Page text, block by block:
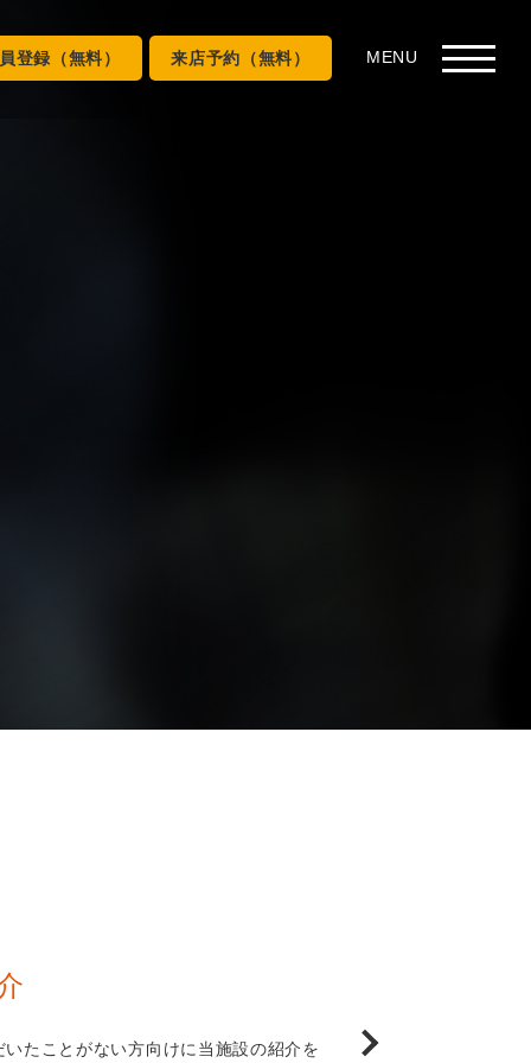
登録（無料） 来店予約（無料）
たことがない方向けに当施設の紹介を